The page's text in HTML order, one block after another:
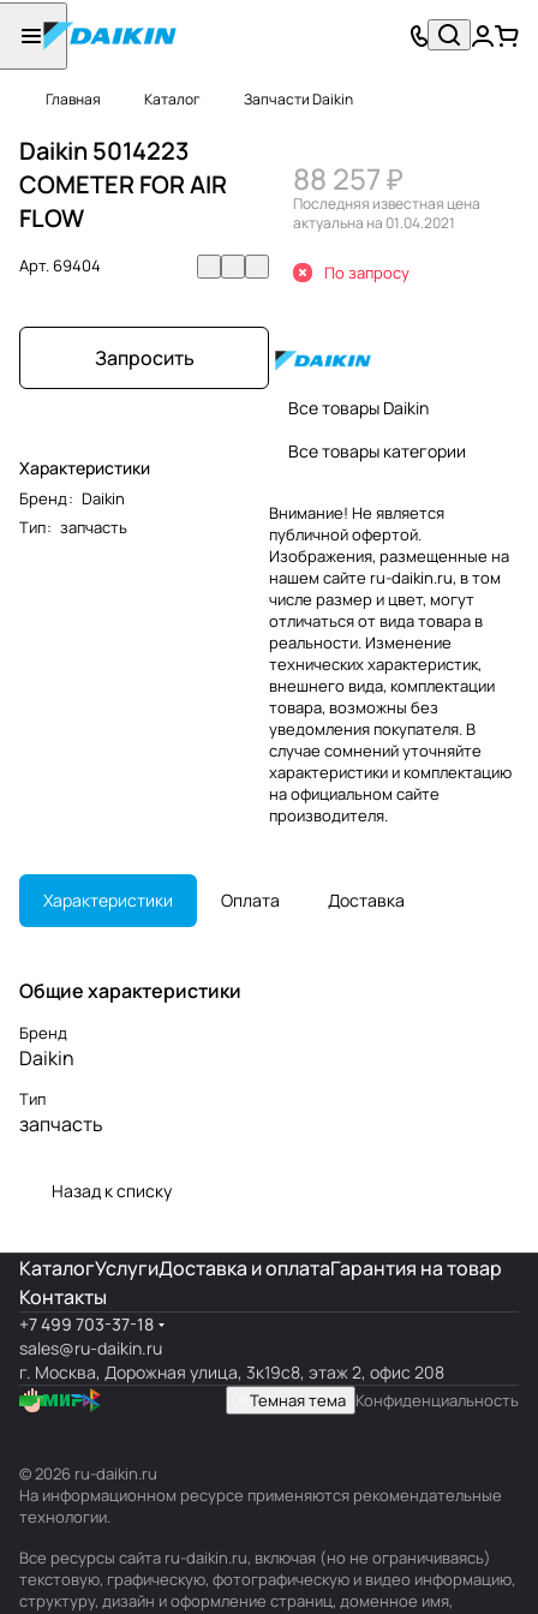
Главная Каталог Запчасти Daikin
Daikin 5014223
COMETER FOR AIR
FLOW
Арт.69404
Запросить
Характеристики
Бренд: Daikin
Тип: запчасть
88 257 ₽
Последняя известная цена
актуальна на 01.04.2021
По запросу
Все товары Daikin
Все товары категории
Внимание! Не является
публичной офертой.
Изображения, размещенные на
нашем сайте ru-daikin.ru, в том
числе размер и цвет, могут
отличаться от вида товара в
реальности. Изменение
технических характеристик,
внешнего вида, комплектации
товара, возможны без
уведомления покупателя. В
случае сомнений уточняйте
характеристики и комплектацию
на официальном сайте
производителя.
Характеристики Оплата Доставка
Общие характеристики
Бренд
Daikin
Тип
запчасть
Назад к списку
КаталогУслугиДоставка и оплатаГарантия на товар
Контакты
+7 499 703-37-18
sales@ru-daikin.ru
г. Москва, Дорожная улица, 3к19с8, этаж 2, офис 208
Темная тема Конфиденциальность
© 2026 ru-daikin.ru
На информационном ресурсе применяются рекомендательные
технологии.
Все ресурсы сайта ru-daikin.ru, включая (но не ограничиваясь)
текстовую, графическую, фотографическую и видео информацию,
структуру, дизайн и оформление страниц, доменное имя,